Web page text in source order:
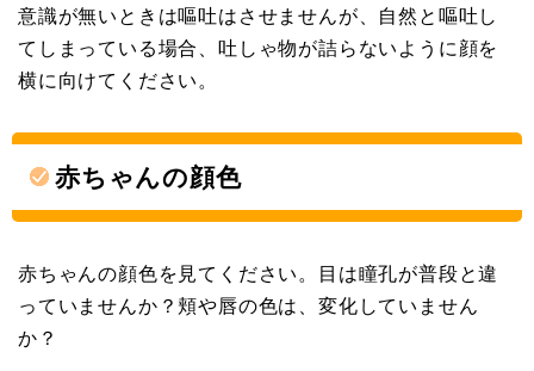
意識が無いときは嘔吐はさせませんが、自然と嘔吐し
てしまっている場合、吐しゃ物が詰らないように顔を
横に向けてください。
赤ちゃんの顔色
赤ちゃんの顔色を見てください。目は瞳孔が普段と違
っていませんか？頬や唇の色は、変化していません
か？